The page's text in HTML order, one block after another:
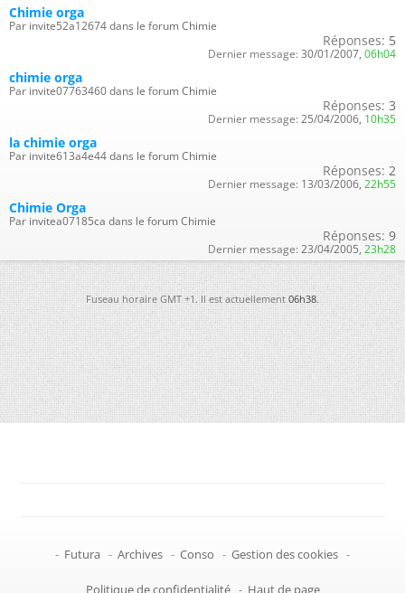
Chimie orga
Par invite52a12674 dans le forum Chimie
Réponses: 5
Dernier message: 30/01/2007, 06h04
chimie orga
Par invite07763460 dans le forum Chimie
Réponses: 3
Dernier message: 25/04/2006, 10h35
la chimie orga
Par invite613a4e44 dans le forum Chimie
Réponses: 2
Dernier message: 13/03/2006, 22h55
Chimie Orga
Par invitea07185ca dans le forum Chimie
Réponses: 9
Dernier message: 23/04/2005, 23h28
Fuseau horaire GMT +1. Il est actuellement06h38.
- Futura - Archives - Conso - Gestion des cookies -
Politique de confidentialité - Haut de page